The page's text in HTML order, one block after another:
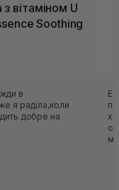
вітаміном U
Soothing
в
я раділа,коли
добре на